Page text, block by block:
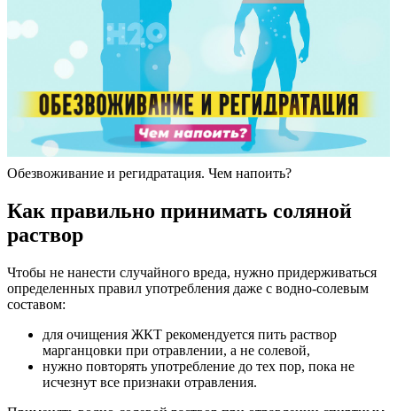
Обезвоживание и регидратация. Чем напоить?
Как правильно принимать соляной
раствор
Чтобы не нанести случайного вреда, нужно придерживаться
определенных правил употребления даже с водно-солевым
составом:
для очищения ЖКТ рекомендуется пить раствор
марганцовки при отравлении, а не солевой,
нужно повторять употребление до тех пор, пока не
исчезнут все признаки отравления.